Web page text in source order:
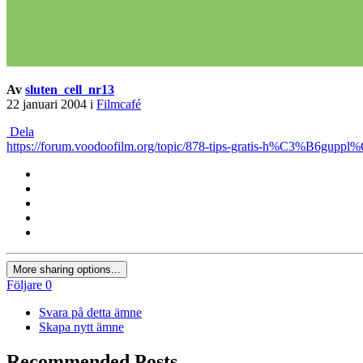
Av sluten_cell_nr13
22 januari 2004 i Filmcafé
Dela
https://forum.voodoofilm.org/topic/878-tips-gratis-
More sharing options...
Följare 0
Svara på detta ämne
Skapa nytt ämne